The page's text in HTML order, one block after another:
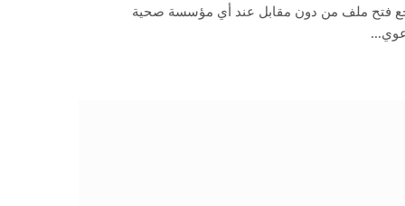
فتح ملف من دون مقابل عند أي مؤسسة صحية